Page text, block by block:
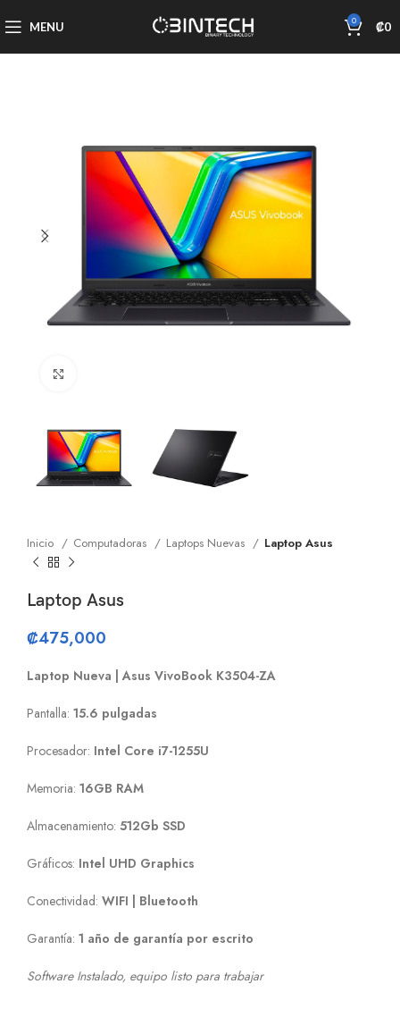
MENU 0 ₡0
Inicio Computadoras Laptops Nuevas Laptop Asus
Laptop Asus
₡475,000
Laptop Nueva | Asus VivoBook K3504-ZA
Pantalla: 15.6 pulgadas
Procesador: Intel Core i7-1255U
Memoria: 16GB RAM
Almacenamiento: 512Gb SSD
Gráficos: Intel UHD Graphics
Conectividad: WIFI | Bluetooth
Garantía: 1 año de garantía por escrito
Software Instalado, equipo listo para trabajar